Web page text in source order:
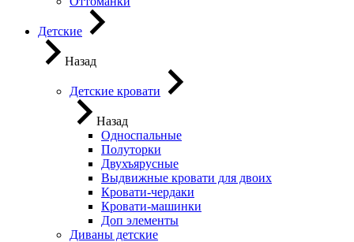
Детские
Назад
Детские кровати
Назад
Односпальные
Полуторки
Двухъярусные
Выдвижные кровати для двоих
Кровати-чердаки
Кровати-машинки
Доп элементы
Диваны детские